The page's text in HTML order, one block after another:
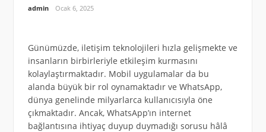
admin Ocak 6, 2025
Günümüzde, iletişim teknolojileri hızla gelişmekte ve
insanların birbirleriyle etkileşim kurmasını
kolaylaştırmaktadır. Mobil uygulamalar da bu
alanda büyük bir rol oynamaktadır ve WhatsApp,
dünya genelinde milyarlarca kullanıcısıyla öne
çıkmaktadır. Ancak, WhatsApp’ın internet
bağlantısına ihtiyaç duyup duymadığı sorusu hâlâ